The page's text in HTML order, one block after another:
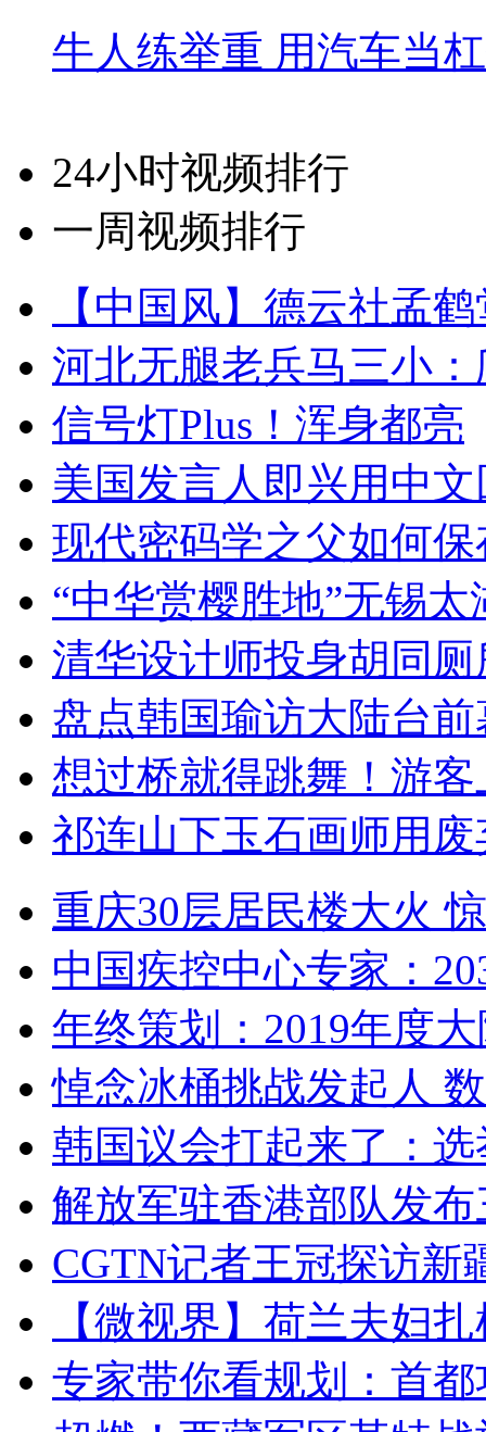
牛人练举重 用汽车当
24小时视频排行
一周视频排行
【中国风】德云社孟
河北无腿老兵马三小
信号灯Plus！浑身都亮
美国发言人即兴用中
现代密码学之父如何
“中华赏樱胜地”无锡
清华设计师投身胡同
盘点韩国瑜访大陆台
想过桥就得跳舞！游客
祁连山下玉石画师用
重庆30层居民楼大火
中国疾控中心专家：
年终策划：2019年度
悼念冰桶挑战发起人
韩国议会打起来了：
解放军驻香港部队发
CGTN记者王冠探访新
【微视界】荷兰夫妇
专家带你看规划：首